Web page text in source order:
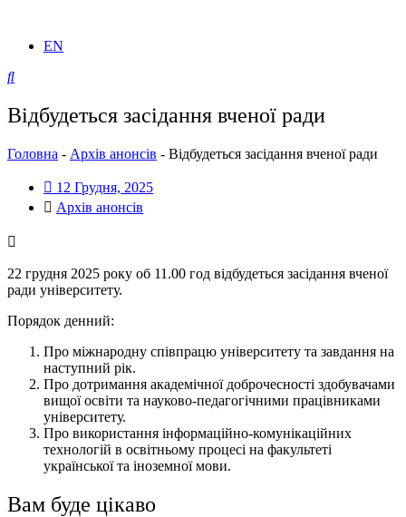
EN
Відбудеться засідання вченої ради
Головна - Архів анонсів - Відбудеться засідання вченої ради
12 Грудня, 2025
Архів анонсів
22 грудня 2025 року об 11.00 год відбудеться засідання вченої
ради університету.
Порядок денний:
Про міжнародну співпрацю університету та завдання на
наступний рік.
Про дотримання академічної доброчесності здобувачами
вищої освіти та науково-педагогічними працівниками
університету.
Про використання інформаційно-комунікаційних
технологій в освітньому процесі на факультеті
української та іноземної мови.
Вам буде цікаво